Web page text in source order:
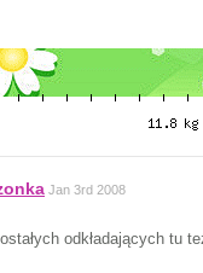
Jan 3rd 2008
odkładających tu